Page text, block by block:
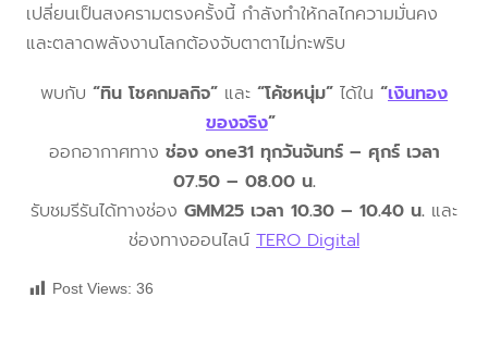
เปลี่ยนเป็นสงครามตรงครั้งนี้ กำลังทำให้กลไกความมั่นคง
และตลาดพลังงานโลกต้องจับตาตาไม่กะพริบ
พบกับ “ทิน โชคกมลกิจ” และ “โค้ชหนุ่ม” ได้ใน “เงินทอง
ของจริง”
ออกอากาศทาง ช่อง one31 ทุกวันจันทร์ – ศุกร์ เวลา
07.50 – 08.00 น.
รับชมรีรันได้ทางช่อง GMM25 เวลา 10.30 – 10.40 น. และ
ช่องทางออนไลน์ TERO Digital
Post Views: 36